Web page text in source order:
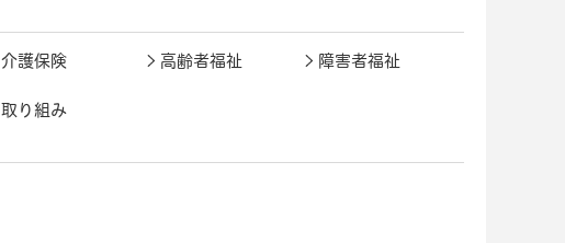
介護保険 高齢者福祉 障害者福祉
取り組み